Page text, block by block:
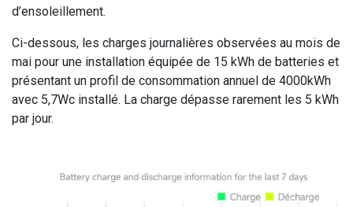
d’ensoleillement.
Ci-dessous, les charges journalières observées au mois de
mai pour une installation équipée de 15 kWh de batteries et
présentant un profil de consommation annuel de 4000kWh
avec 5,7Wc installé. La charge dépasse rarement les 5 kWh
par jour.